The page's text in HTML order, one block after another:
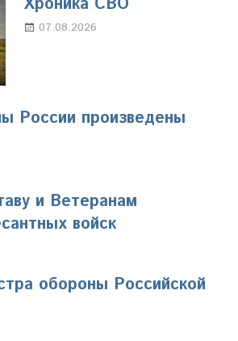
07.08.2026
России произведены
и Ветеранам
войск
обороны Российской